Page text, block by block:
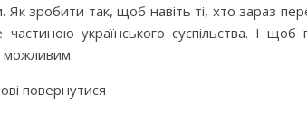
Як зробити так, щоб навіть ті, хто зараз
частиною українського суспільства. І
можливим.
повернутися